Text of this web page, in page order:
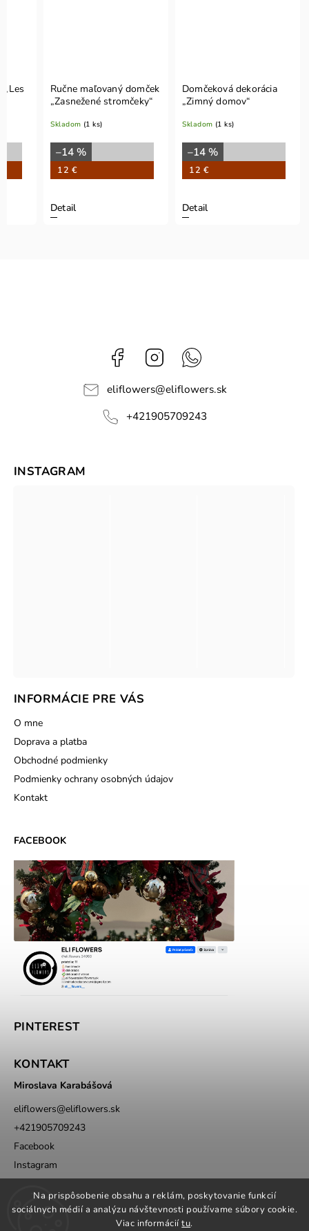
Na prispôsobenie obsahu a reklám, poskytovanie funkcií
sociálnych médií a analýzu návštevnosti používame súbory cookie.
Viac informáciítu.
„Les
Ručne maľovaný domček
„Zasnežené stromčeky“
Skladom (1 ks)
–14 %
12 €
Detail
Domčeková dekorácia
„Zimný domov“
Skladom (1 ks)
–14 %
12 €
Detail
Facebook Instagram
eliflowers@eliflowers.sk
+421905709243
INFORMÁCIE PRE VÁS
O mne
Doprava a platba
Obchodné podmienky
Podmienky ochrany osobných údajov
Kontakt
INSTAGRAM
FACEBOOK
PINTEREST
KONTAKT
Miroslava Karabášová
eliflowers@eliflowers.sk
+421905709243
Facebook
Instagram